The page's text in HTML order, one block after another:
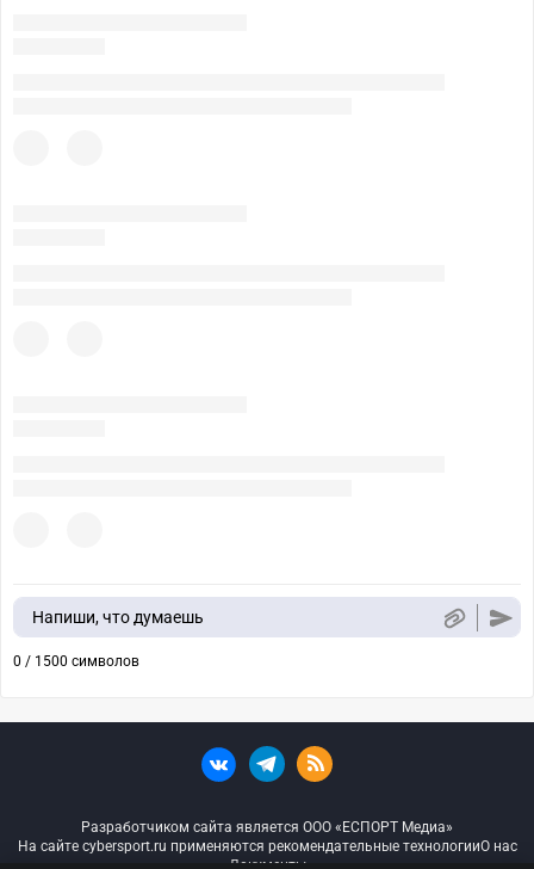
Напиши, что думаешь
0 / 1500 символов
Разработчиком сайта является ООО «ЕСПОРТ Медиа»
На сайте cybersport.ru применяются рекомендательные технологииО нас
Документы